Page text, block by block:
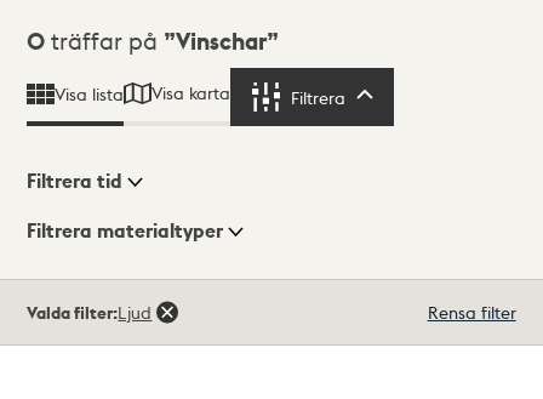
Sökresultat
0 träffar på Vinschar
Visa lista Visa karta Filtrera
Visningsläge
Filtrera tid
Filtrera materialtyper
träffar
Valda filter:Ljud Rensa filter